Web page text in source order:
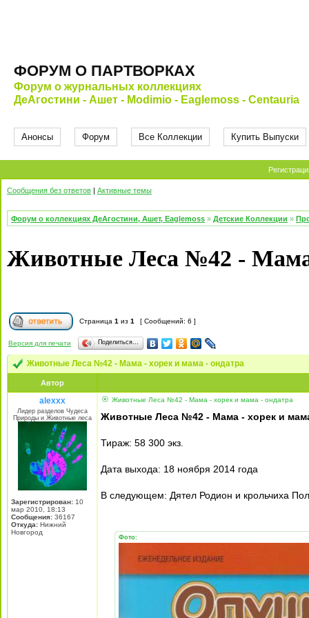
ФОРУМ О ПАРТВОРКАХ
Форум о журнальных коллекциях
ДеАгостини - Ашет - Modimio - Eaglemoss - Centauria
Анонсы Форум Все Коллекции Купить Выпуски
Сообщения без ответов | Активные темы
Форум о коллекциях ДеАгостини, Ашет, Eaglemoss » Детские Коллекции »
Животные Леса №42 - Мама
Страница 1 из 1 [ Сообщений: 6 ]
Версия для печати Поделиться…
Животные Леса №42 - Мама - хорек и мама - ондатра
Автор
alexxx
Лидер разделов Чудеса
Природы и Животные леса
Зарегистрирован: 10
мар 2010, 18:13
Сообщения: 36167
Откуда: Нижний
Новгород
Животные Леса №42 - Мама - хорек и мама - ондатра
Животные Леса №42 - Мама - хорек и
Тираж: 58 300 экз.
Дата выхода: 18 ноября 2014 года
В следующем: Дятел Родион и крольчиха
Фото: